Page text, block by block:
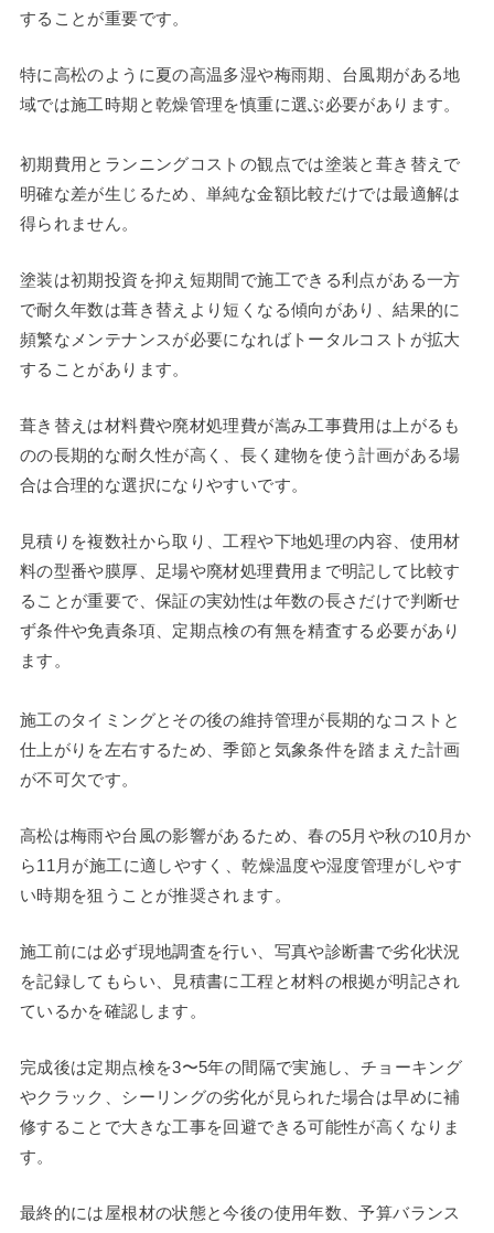
することが重要です。
特に高松のように夏の高温多湿や梅雨期、台風期がある地
域では施工時期と乾燥管理を慎重に選ぶ必要があります。
初期費用とランニングコストの観点では塗装と葺き替えで
明確な差が生じるため、単純な金額比較だけでは最適解は
得られません。
塗装は初期投資を抑え短期間で施工できる利点がある一方
で耐久年数は葺き替えより短くなる傾向があり、結果的に
頻繁なメンテナンスが必要になればトータルコストが拡大
することがあります。
葺き替えは材料費や廃材処理費が嵩み工事費用は上がるも
のの長期的な耐久性が高く、長く建物を使う計画がある場
合は合理的な選択になりやすいです。
見積りを複数社から取り、工程や下地処理の内容、使用材
料の型番や膜厚、足場や廃材処理費用まで明記して比較す
ることが重要で、保証の実効性は年数の長さだけで判断せ
ず条件や免責条項、定期点検の有無を精査する必要があり
ます。
施工のタイミングとその後の維持管理が長期的なコストと
仕上がりを左右するため、季節と気象条件を踏まえた計画
が不可欠です。
高松は梅雨や台風の影響があるため、春の5月や秋の10月か
ら11月が施工に適しやすく、乾燥温度や湿度管理がしやす
い時期を狙うことが推奨されます。
施工前には必ず現地調査を行い、写真や診断書で劣化状況
を記録してもらい、見積書に工程と材料の根拠が明記され
ているかを確認します。
完成後は定期点検を3〜5年の間隔で実施し、チョーキング
やクラック、シーリングの劣化が見られた場合は早めに補
修することで大きな工事を回避できる可能性が高くなりま
す。
最終的には屋根材の状態と今後の使用年数、予算バランス